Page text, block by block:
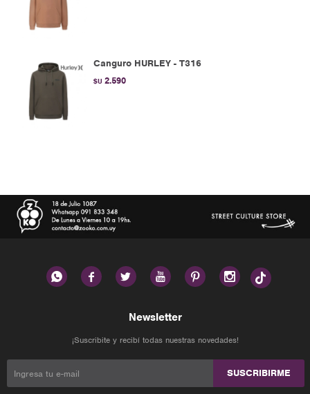
Canguro HURLEY - T316
$U 2.590
     
Newsletter
¡Suscribite y recibí todas nuestras novedades!
SUSCRIBIRME